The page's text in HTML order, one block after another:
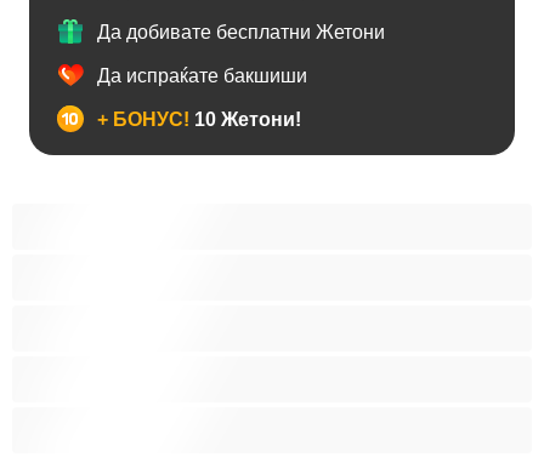
Да добивате бесплатни Жетони
Да испраќате бакшиши
+ БОНУС! 10 Жетони!